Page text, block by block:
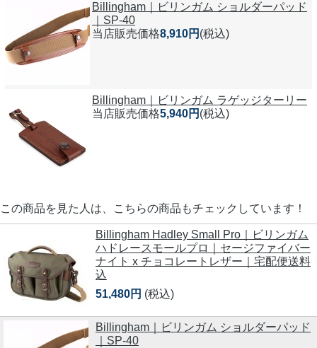
Billingham｜ビリンガム ショルダーパッド
｜SP-40
当店販売価格8,910円 (税込)
Billingham｜ビリンガム ラゲッジターリー
当店販売価格5,940円 (税込)
この商品を見た人は、こちらの商品もチェックしています！
Billingham Hadley Small Pro｜ビリンガム
ハドレースモールプロ｜セージファイバー
ナイト x チョコレートレザー｜宅配便送料
込
51,480円 (税込)
Billingham｜ビリンガム ショルダーパッド
｜SP-40